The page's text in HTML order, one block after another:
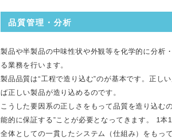
品質管理・分析
製品や半製品の中味性状や外観等を化学的に分析
る業務を行います。
製品品質は“工程で造り込む”のが基本です。正し
ば正しい製品が造り込めるのです。
こうした要因系の正しさをもって品質を造り込む
能的に保証する”ことが必要となってきます。 1本
全体としての一貫したシステム（仕組み）をもっ